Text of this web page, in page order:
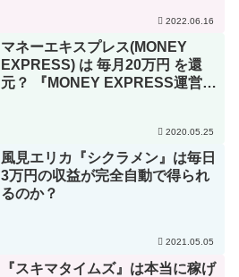
2022.06.16
マネーエキスプレス(MONEY
EXPRESS) は 毎月20万円 を還
元？ 『MONEY EXPRESS運営事
2020.05.25
風見エリカ『シクラメン』は毎日
3万円の収益が完全自動で得られ
るのか？
2021.05.05
『スキマタイムズ』は本当に稼げ